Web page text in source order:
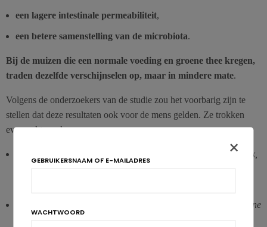
een lagere intestinale permeabiliteit,
een betere samenstelling van de microbiota.
Bij de muizen die een normale voeding en groene thee kregen,
traden dezelfde verschijnselen op, maar in mindere mate.
Volgens de onderzoekers van de studie zou het voorbarig zijn te
stellen dat deze resultaten ook voor de mens gelden. Ze trokken
evenwel twee lessen:
“Groene-theesupplementen vormen geen vervanger voor drank,
“Je drinkt het beste de hele dag door kleine hoeveelheden groene
×
GEBRUIKERSNAAM OF E-MAILADRES
WACHTWOORD